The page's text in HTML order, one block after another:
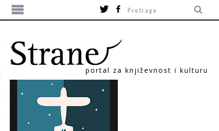
portal za književnost i kulturu